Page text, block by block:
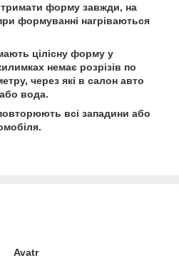
тримати форму завжди, на
формуванні нагріваються
цілісну форму у
немає розрізів по
через які в салон авто
вода.
всі западини або
Avatr